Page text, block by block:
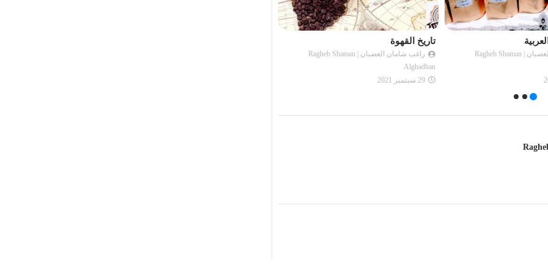
راغب شامان الغضبان | Ragheb Shaman
تاريخ القهوة
راغب شامان الغضبان | Ragheb Shaman
Alghadban
29 سبتمبر 2021